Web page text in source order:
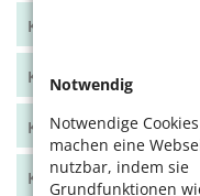
Notwendig
Notwendige Cookies
machen eine
nutzbar, indem sie
Grundfunktionen
KölnerLeben Feb/März
KölnerLeben Dez 20/Jan
KölnerLeben Okt/Nov
KölnerLeben Aug/Sept